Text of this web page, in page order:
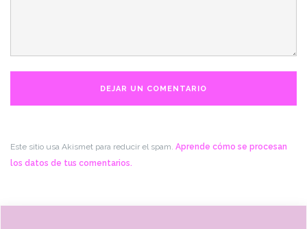
Este sitio usa Akismet para reducir el spam. Aprende cómo se procesan
los datos de tus comentarios.